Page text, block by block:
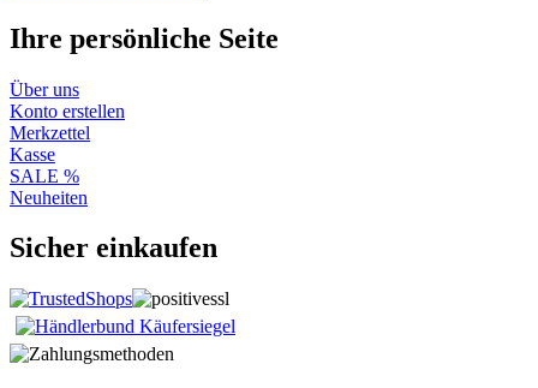
Ihre persönliche Seite
Über uns
Konto erstellen
Merkzettel
Kasse
SALE %
Neuheiten
Sicher einkaufen